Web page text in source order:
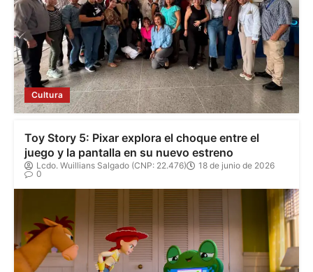
Cultura
Toy Story 5: Pixar explora el choque entre el
juego y la pantalla en su nuevo estreno
Lcdo. Wuillians Salgado (CNP: 22.476)
18 de junio de 2026
0